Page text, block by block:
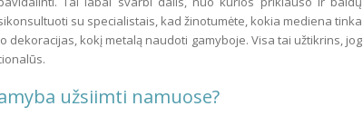
su specialistais, kad žinotumėte, kokia mediena tinka
kokį metalą naudoti gamyboje. Visa tai užtikrins, jog
užsiimti namuose?